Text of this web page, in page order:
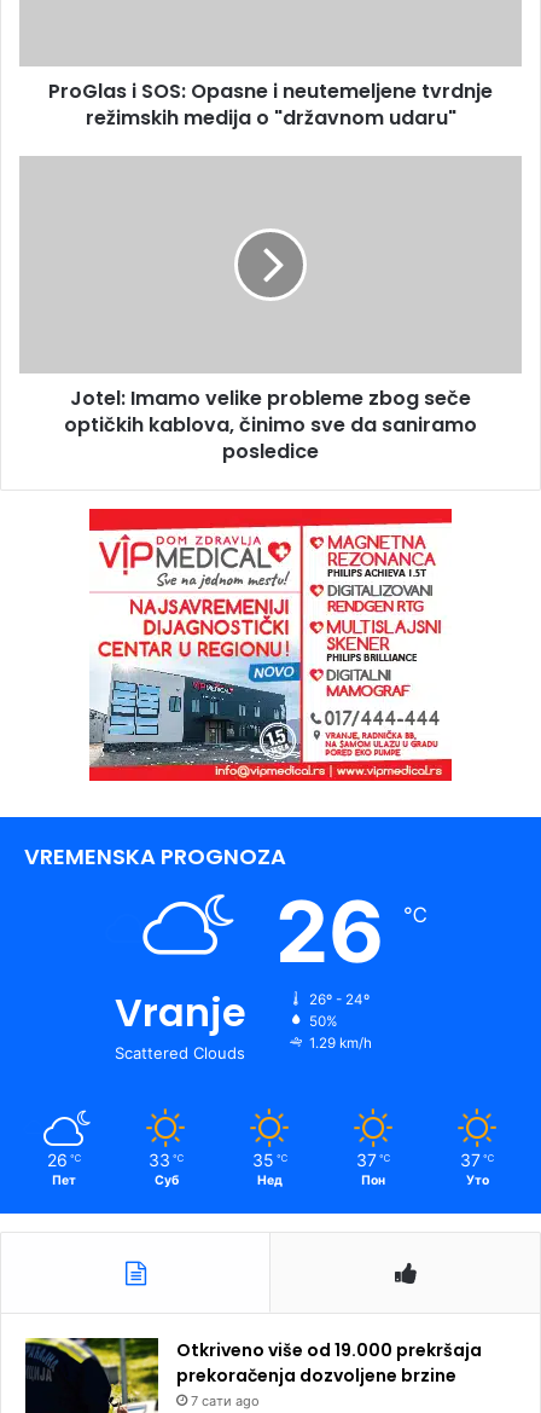
ProGlas i SOS: Opasne i neutemeljene tvrdnje
režimskih medija o "državnom udaru"
Jotel: Imamo velike probleme zbog seče
optičkih kablova, činimo sve da saniramo
posledice
VREMENSKA PROGNOZA
Vranje
Scattered Clouds
26 ℃
26º - 24º
50%
1.29 km/h
26 ℃
Пет
33 ℃
Суб
35 ℃
Нед
37 ℃
Пон
37 ℃
Уто
Otkriveno više od 19.000 prekršaja
prekoračenja dozvoljene brzine
7 сати ago